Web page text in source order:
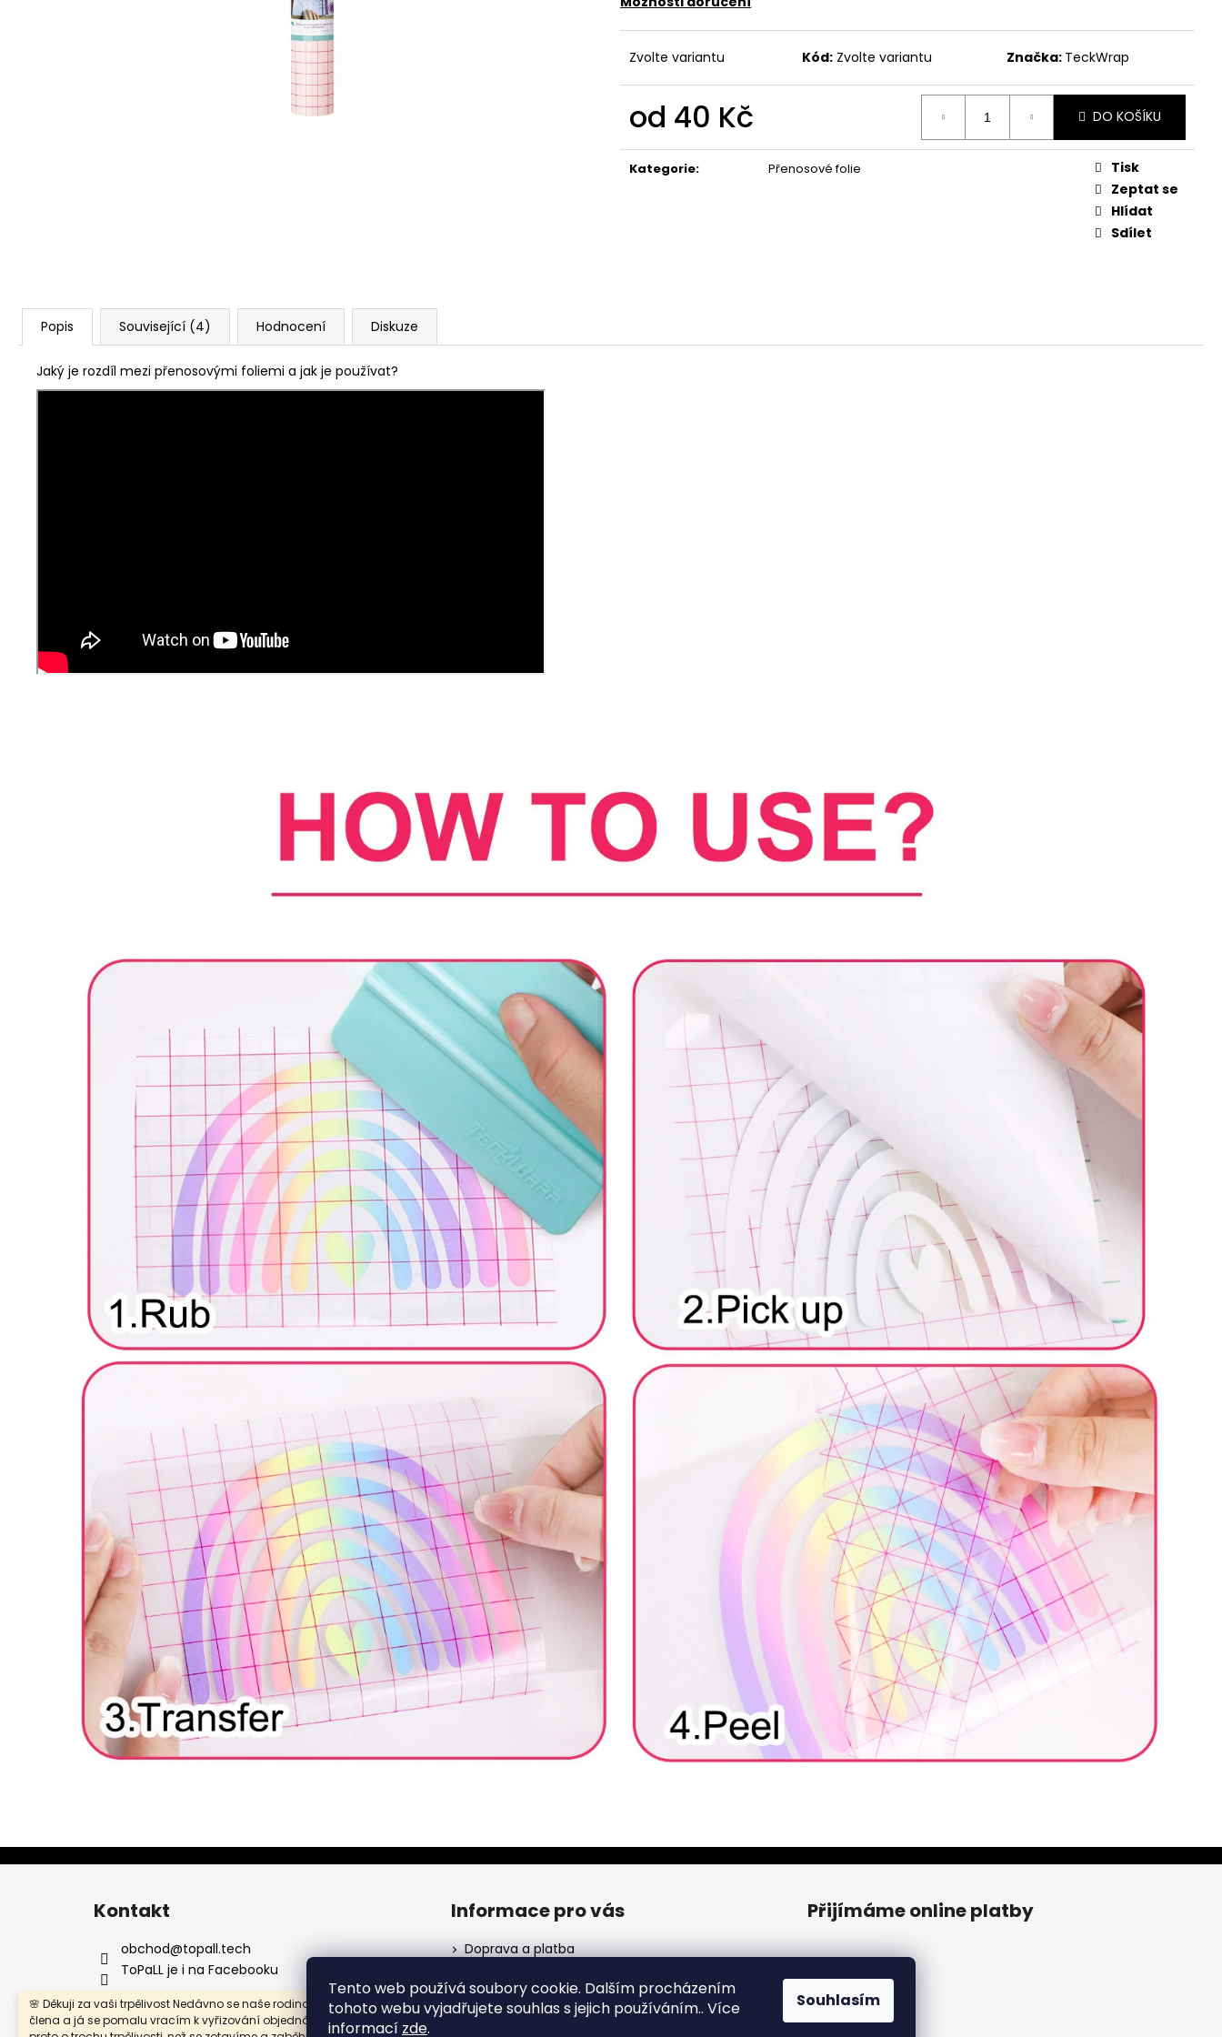
Tento web používá soubory cookie. Dalším procházením
tohoto webu vyjadřujete souhlas s jejich používáním.. Více
informací zde.
Souhlasím
🌸 Děkuji za vaši trpělivost Nedávno se naše rodina rozrostla o nového
člena a já se pomalu vracím k vyřizování objednávek. Prosím vás
Zvolte variantu Kód: Zvolte variantu Značka: TeckWrap
od 40 Kč
cena:
DO KOŠÍKU
Kategorie: Přenosové folie
Tisk
Zeptat se
Hlídat
Sdílet
Popis Související (4) Hodnocení Diskuze
Jaký je rozdíl mezi přenosovými foliemi a jak je používat?
Z
Kontakt
obchod@topall.tech
ToPaLL je i na Facebooku
Informace pro vás
Doprava a platba
Podmínky ochrany osobních údajů
Přijímáme online platby